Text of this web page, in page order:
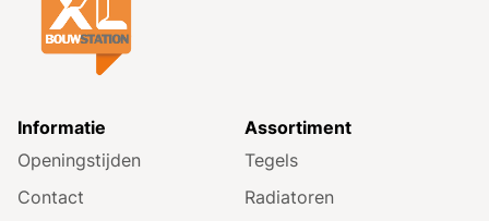
Informatie
Openingstijden
Contact
Assortiment
Tegels
Radiatoren